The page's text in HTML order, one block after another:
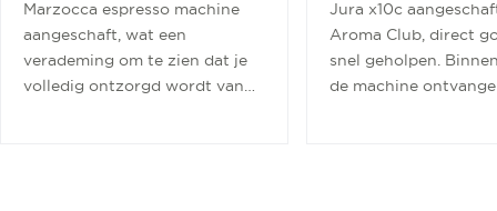
Marzocca espresso machine
aangeschaft, wat een
verademing om te zien dat je
volledig ontzorgd wordt van
Jura x10c
Aroma Club, direct
snel geholpen.
de machine